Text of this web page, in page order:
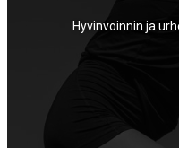
Hyvinvoinnin ja